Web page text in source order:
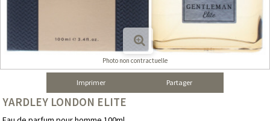
Photo non contractuelle
Imprimer Partager
YARDLEY LONDON ELITE